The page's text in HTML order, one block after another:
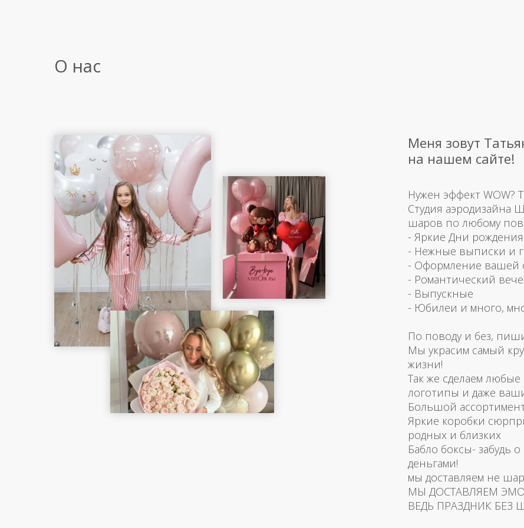
О нас
Меня зовут
на нашем сайте!
Нужен эффект WOW?
Студия аэродизайна
шаров по любому
- Яркие Дни рождения
- Нежные выписки и
- Оформление вашей
- Романтический
- Выпускные
- Юбилеи и много,
По поводу и без,
Мы украсим самый
жизни!
Так же сделаем
логотипы и даже
Большой
Яркие коробки
родных и близких
Бабло боксы- забудь
деньгами!
мы доставляем не
МЫ ДОСТАВЛЯЕМ
ВЕДЬ ПРАЗДНИК БЕЗ